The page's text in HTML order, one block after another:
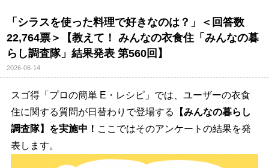
「シラスを使った料理で好きなのは？」＜回答数
22,764票＞【教えて！ みんなの衣食住「みんなの暮
らし調査隊」結果発表 第560回】
2026-06-14
スゴ得「プロの簡単 E・レシピ」では、ユーザーの衣食
住に関する質問が日替わりで登場する
【みんなの暮らし
調査隊】を実施中！ ここではそのアンケートの結果を発
表します。